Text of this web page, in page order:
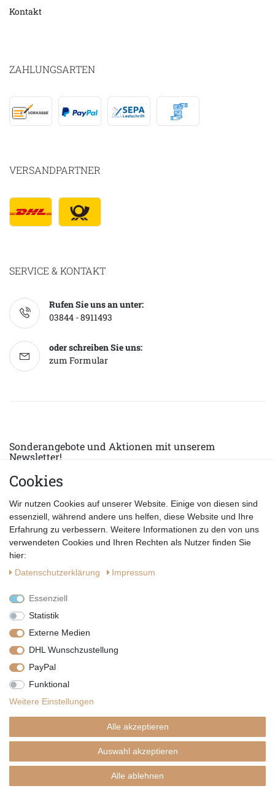
Kontakt
ZAHLUNGSARTEN
VERSANDPARTNER
SERVICE & KONTAKT
Rufen Sie uns an unter:
03844 - 8911493
oder schreiben Sie uns:
zum Formular
Sonderangebote und Aktionen mit unserem
Newsletter!
E-MAIL *
Datenschutzerklärung
Vertrag widerrufen
Copyright by Telli´s Welt
SHOPDESIGN BYPLENTYNOW
Cookies
Wir nutzen Cookies auf unserer Website. Einige von diesen sind
essenziell, während andere uns helfen, diese Website und Ihre
Erfahrung zu verbessern. Weitere Informationen zu den von uns
verwendeten Cookies und Ihren Rechten als Nutzer finden Sie
hier:
Daten­schutz­erklärung
Impressum
Essenziell
Statistik
Externe Medien
DHL Wunschzustellung
PayPal
Funktional
Weitere Einstellungen
Alle akzeptieren
Auswahl akzeptieren
Alle ablehnen